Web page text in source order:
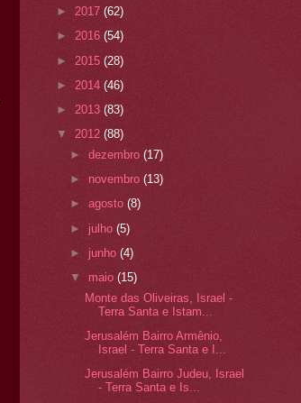
► 2017 (62)
► 2016 (54)
► 2015 (28)
► 2014 (46)
► 2013 (83)
▼ 2012 (88)
►dezembro(17)
► novembro(13)
►agosto(8)
► julho(5)
► junho(4)
▼ maio(15)
Monte das Oliveiras, Israel -
Terra Santa e Istam...
Jerusalém Bairro Armênio,
Israel - Terra Santa e I...
Jerusalém Bairro Judeu, Israel
- Terra Santa e Is...